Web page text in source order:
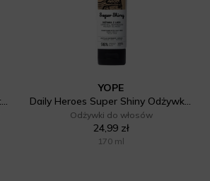
Daily Heroes Super Shiny Galaretka laminująca do włosów
YOPE
Daily Heroes Super Shiny Odżywka do włosów z lnem
Odżywki do włosów
24,99 zł
170 ml